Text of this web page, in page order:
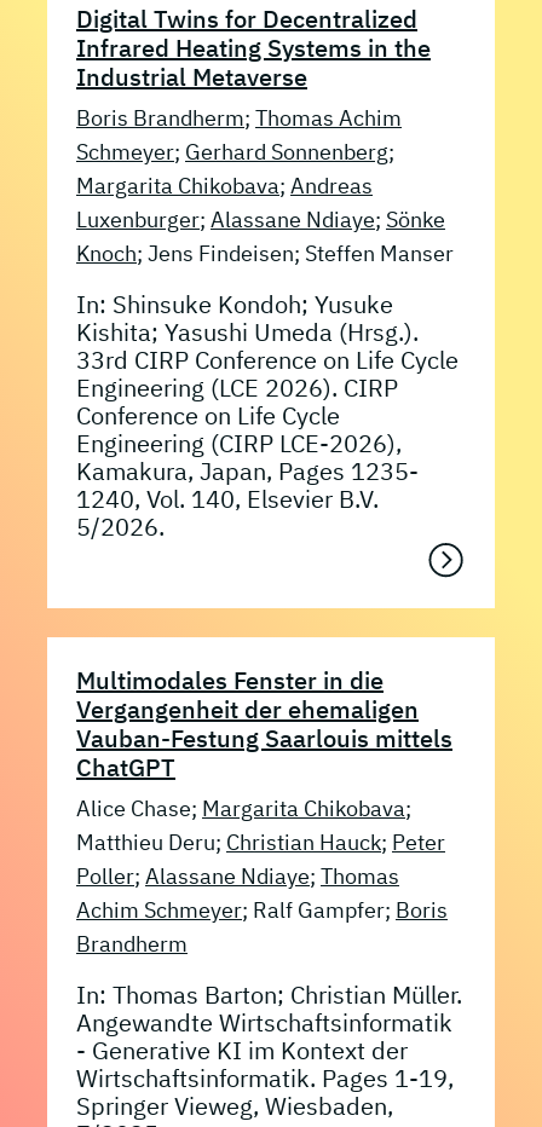
Digital Twins for Decentralized
Infrared Heating Systems in the
Industrial Metaverse
Boris Brandherm; Thomas Achim
Schmeyer; Gerhard Sonnenberg;
Margarita Chikobava; Andreas
Luxenburger; Alassane Ndiaye; Sönke
Knoch; Jens Findeisen; Steffen Manser
In: Shinsuke Kondoh; Yusuke
Kishita; Yasushi Umeda (Hrsg.).
33rd CIRP Conference on Life Cycle
Engineering (LCE 2026). CIRP
Conference on Life Cycle
Engineering (CIRP LCE-2026),
Kamakura, Japan, Pages 1235-
1240, Vol. 140, Elsevier B.V.
5/2026.
Multimodales Fenster in die
Vergangenheit der ehemaligen
Vauban-Festung Saarlouis mittels
ChatGPT
Alice Chase; Margarita Chikobava;
Matthieu Deru; Christian Hauck; Peter
Poller; Alassane Ndiaye; Thomas
Achim Schmeyer; Ralf Gampfer; Boris
Brandherm
In: Thomas Barton; Christian Müller.
Angewandte Wirtschaftsinformatik
- Generative KI im Kontext der
Wirtschaftsinformatik. Pages 1-19,
Springer Vieweg, Wiesbaden,